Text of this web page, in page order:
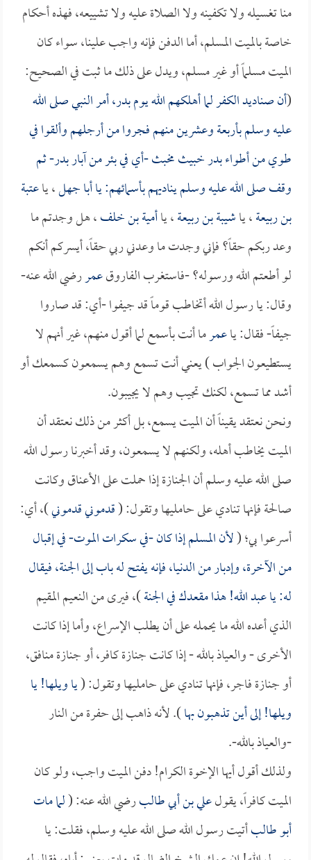
منا تغسيله ولا تكفينه ولا الصلاة عليه ولا تشييعه، فهذه أحكام
خاصة بالميت المسلم، أما الدفن فإنه واجب علينا، سواء كان
الميت مسلماً أو غير مسلم، ويدل على ذلك ما ثبت في الصحيح:
(أن صناديد الكفر لما أهلكهم الله يوم بدر، أمر النبي صلى الله
عليه وسلم بأربعة وعشرين منهم فجروا من أرجلهم وألقوا في
طوي من أطواء بدر خبيث مخبث -أي في بئر من آبار بدر- ثم
وقف صلى الله عليه وسلم يناديهم بأسمائهم: ياأبا جهل، ياعتبة
بن ربيعة، ياشيبة بن ربيعة، ياأمية بن خلف، هل وجدتم ما
وعد ربكم حقاً؟ فإني وجدت ما وعدني ربي حقاً، أيسركم أنكم
لو أطعتم الله ورسوله؟ -فاستغرب الفاروقعمررضي الله عنه-
وقال: يا رسول الله أتخاطب قوماً قد جيفوا -أي: قد صاروا
جيفاً- فقال: ياعمرما أنت بأسمع لما أقول منهم، غير أنهم لا
يستطيعون الجواب ) يعني أنت تسمع وهم يسمعون كسمعك أو
أشد مما تسمع، لكنك تجيب وهم لا يجيبون.
ونحن نعتقد يقيناً أن الميت يسمع، بل أكثر من ذلك نعتقد أن
الميت يخاطب أهله، ولكنهم لا يسمعون، وقد أخبرنا رسول الله
صلى الله عليه وسلم أن الجنازة إذا حملت على الأعناق وكانت
صالحة فإنها تنادي على حامليها وتقول: (قدموني قدموني)، أي:
أسرعوا بي؛ (لأن المسلم إذا كان -في سكرات الموت- في إقبال
من الآخرة، وإدبار من الدنيا، فإنه يفتح له باب إلى الجنة، فيقال
له: يا عبد الله! هذا مقعدك في الجنة)، فيرى من النعيم المقيم
الذي أعده الله ما يحمله على أن يطلب الإسراع، وأما إذا كانت
الأخرى - والعياذ بالله - إذا كانت جنازة كافر، أو جنازة منافق،
أو جنازة فاجر، فإنها تنادي على حامليها وتقول: (يا ويلها! يا
ويلها! إلى أين تذهبون بها). لأنه ذاهب إلى حفرة من النار
-والعياذ بالله-.
ولذلك أقول أيها الإخوة الكرام! دفن الميت واجب، ولو كان
الميت كافراً، يقولعلي بن أبي طالبرضي الله عنه: (لما مات
أبو طالبأتيت رسول الله صلى الله عليه وسلم، فقلت: يا